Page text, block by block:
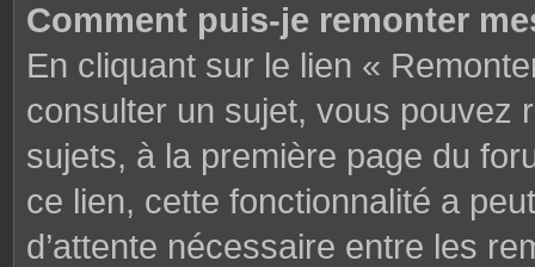
Comment puis-je remonter
En cliquant sur le lien «
consulter un sujet, vous pouvez
sujets, à la première page du
ce lien, cette fonctionnalité a
d’attente nécessaire entre les